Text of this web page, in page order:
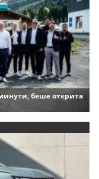
беше открита